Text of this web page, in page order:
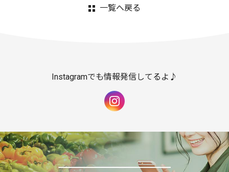
一覧へ戻る
Instagramでも情報発信してるよ♪